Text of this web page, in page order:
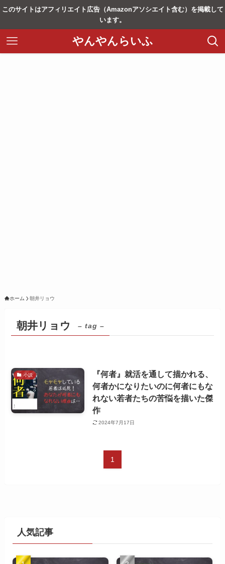
このサイトはアフィリエイト広告（Amazonアソシエイト含む）を掲載して
います。
やんやんらいふ
ホーム 朝井リョウ
朝井リョウ – tag –
小説
『何者』就活を通して描かれる、
何者かになりたいのに何者にもな
れない若者たちの苦悩を描いた傑
作
2024年7月17日
1
人気記事